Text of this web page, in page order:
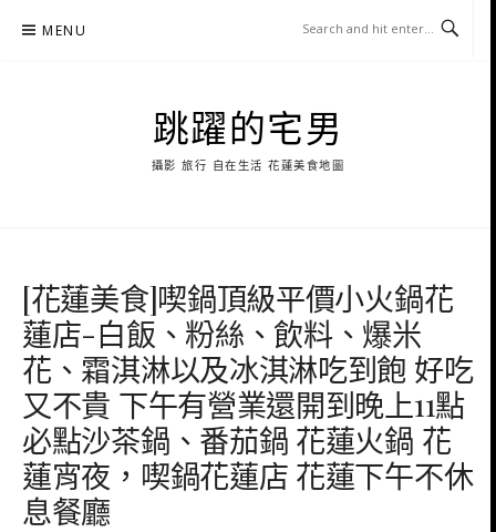
MENU
跳躍的宅男
攝影 旅行 自在生活 花蓮美食地圖
[花蓮美食]喫鍋頂級平價小火鍋花
蓮店-白飯、粉絲、飲料、爆米
花、霜淇淋以及冰淇淋吃到飽 好吃
又不貴 下午有營業還開到晚上11點
必點沙茶鍋、番茄鍋 花蓮火鍋 花
蓮宵夜，喫鍋花蓮店 花蓮下午不休
息餐廳